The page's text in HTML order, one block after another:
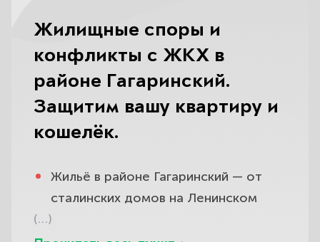
Жилищные споры и
конфликты с ЖКХ в
районе Гагаринский.
Защитим вашу квартиру и
кошелёк.
Жильё в районе Гагаринский — от
сталинских домов на Ленинском
проспекте до новых корпусов в
(…)